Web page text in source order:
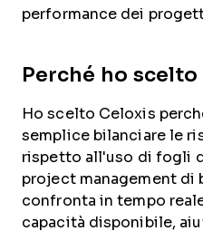
performance dei
Perché ho scelto
Ho scelto Celoxis
semplice bilanciare le
rispetto all'uso di fogli
project management di
confronta in tempo
capacità disponibile,